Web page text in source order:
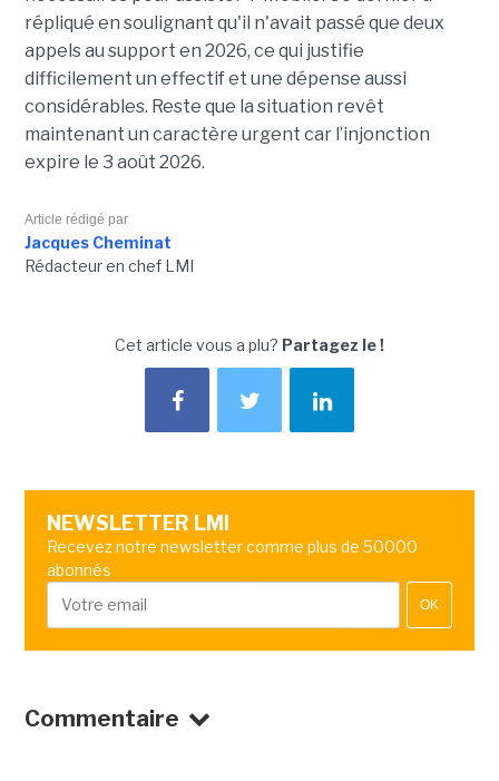
répliqué en soulignant qu'il n'avait passé que deux
appels au support en 2026, ce qui justifie
difficilement un effectif et une dépense aussi
considérables. Reste que la situation revêt
maintenant un caractère urgent car l’injonction
expire le 3 août 2026.
Article rédigé par
Jacques Cheminat
Rédacteur en chef LMI
Cet article vous a plu? Partagez le !
NEWSLETTER LMI
Recevez notre newsletter comme plus de 50000
abonnés
OK
Commentaire